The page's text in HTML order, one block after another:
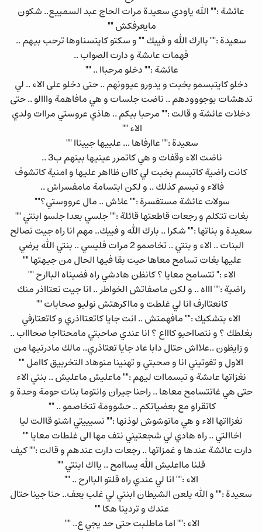
عائشة :"" الله ياودي سعيدة مرات الحاج عبد السمييع.. شكون
مايعرفكش ""
سعيدة :"" باارك الله و فييك "" و سكتو كايتسناوها ترحب بيهم ..
فهمات عاىشة و دارت الصواب ..
عائشة :"" دخلو مرحباا .. ""
دخلو كايتبسمو بخبت و يدورو عيوونهم .. حتى دخلو على الاء .. لي
تدهشات بوجووودهم .. ناضت جلسات و هي مافاهمة وااالو .. حتى
دخلات عائشة و قالت :"" مرحبا بيكم .. هاذي عروستي مراات ولدي
الاء ""
سعيدة :"" عاارفاها ... علييها جييناا ""
ناضت الاء وقفات و هي كاتمرر عينيها بينهم ب3 ..
كانت راضية كاتبسم بخبت لي كاان ظااهر عليها و امنية كاتشوف
فالاء و تبسم كذلك .. و لكن ابتسامة مامفسراش ..
سولات عائشة مستفسرة :"" علاش .. مال عرووستي؟""
بغات تتكلم و رجعات قاطعتها قائلة :"" جلسي بعدا جلسو ابنتي ""
سعيدة و بناتها :"" شكرا .. بارك الله و فييك.. مهم انا راه جيت نصالح
البنات .. الاء و بنتي .. تخاصمو 2 مرات فليسي .. بنتي الله يرضي
عليها بغات تسامح معاها حيت بقا فيها الحال من جيهتها ""
الاء :" تتسامح معايا ؟ كانظن هادشي راه فضيناه الباارح ""
راضية :"" اااه .. و لكن ماصفاتش الخواطر .. انا جيت نعتااذر منك
كانعتاارف انا لي غلطت و مااكرهتش نوليو صحابات ""
الاء بتشكيك :"" مافهمتش .. انت جايا كاتعتااذري و كاتعتارفي
بغلطك ؟ و نتصااحبو كاااع ؟ انا عندي صاحبتي مامحتااجا صحاااب ..
و زايظون ..علااش حتال دابا عاد جايا تعتاذري.. مالك مادرتيها من
الاول و تفوتيني انا و صحبتي و تهنينا منوهاد التخربيق كاامل ""
نغزاتها عاىشة و تبسماات ليهم :"" ماعليش ماعليش .. بنتي الاء
حتى هي غاتتسامح معاها .. راحنا جيران وانتوما بنات حومة وحدة و
كاتقراو مع بعضياتكم .. حشوومة تتخاصمو .. ""
نغزااتها الاء و هي ماتوشوش لوذنها :"" نسيييتي اشنو قاالت ليا
اخاالتي .. راه هادي لي شجعتيني نتف مها الى غلطات معايا ""
دارت عائشة عندها و غمزاتها .. رجعات دارت عندهم و قالت :"" كيف
قلنا مااعليش الله يساامح .. يااك ابنتي ""
الاء :"" انا لي عندي راه قلتو الباارح .. ""
سعيدة :"" و الله يلعن الشيطان ابنتي لي غلب يعف.. حنا جينا حتال
عندك و تردينا هكا ""
الاء :"" اما ماطلبت حتى حد يجي ع.. ""